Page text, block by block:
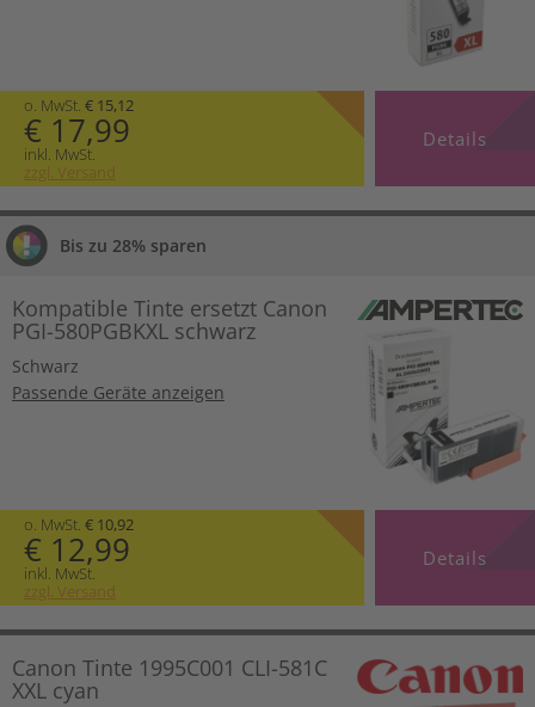
o. MwSt. € 15,12
€ 17,99
inkl. MwSt.
zzgl. Versand
Details
Bis zu 28% sparen
Kompatible Tinte ersetzt Canon
PGI-580PGBKXL schwarz
Schwarz
Passende Geräte anzeigen
o. MwSt. € 10,92
€ 12,99
inkl. MwSt.
zzgl. Versand
Details
Canon Tinte 1995C001 CLI-581C
XXL cyan